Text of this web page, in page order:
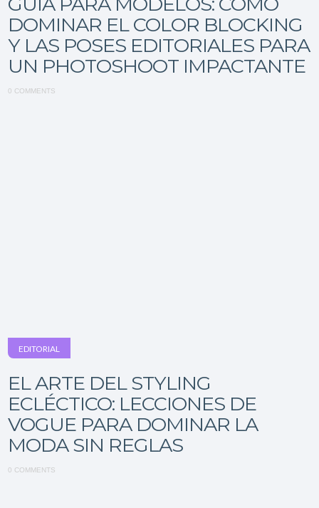
DOMINAR EL COLOR BLOCKING
Y LAS POSES EDITORIALES PARA
UN PHOTOSHOOT IMPACTANTE
0 COMMENTS
EDITORIAL
EL ARTE DEL STYLING
ECLÉCTICO: LECCIONES DE
VOGUE PARA DOMINAR LA
MODA SIN REGLAS
0 COMMENTS